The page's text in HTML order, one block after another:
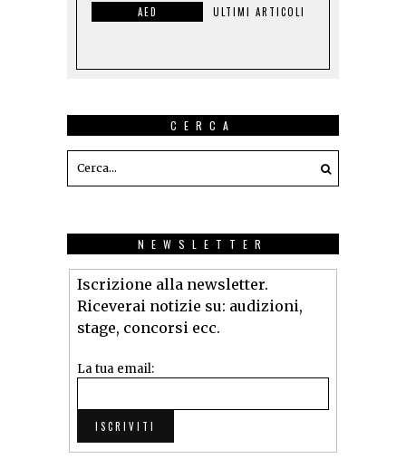
AED ULTIMI ARTICOLI
CERCA
NEWSLETTER
Iscrizione alla newsletter.
Riceverai notizie su: audizioni,
stage, concorsi ecc.
La tua email: